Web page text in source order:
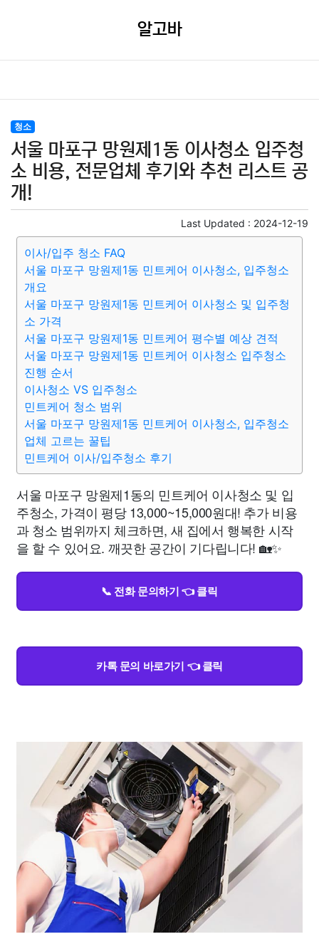
알고바
청소
서울 마포구 망원제1동 이사청소 입주청
소 비용, 전문업체 후기와 추천 리스트 공
개!
Last Updated : 2024-12-19
이사/입주 청소 FAQ
서울 마포구 망원제1동 민트케어 이사청소, 입주청소
개요
서울 마포구 망원제1동 민트케어 이사청소 및 입주청
소 가격
서울 마포구 망원제1동 민트케어 평수별 예상 견적
서울 마포구 망원제1동 민트케어 이사청소 입주청소
진행 순서
이사청소 VS 입주청소
민트케어 청소 범위
서울 마포구 망원제1동 민트케어 이사청소, 입주청소
업체 고르는 꿀팁
민트케어 이사/입주청소 후기
서울 마포구 망원제1동의 민트케어 이사청소 및 입
주청소, 가격이 평당 13,000~15,000원대! 추가 비용
과 청소 범위까지 체크하면, 새 집에서 행복한 시작
을 할 수 있어요. 깨끗한 공간이 기다립니다! 🏡✨
📞 전화 문의하기 👈 클릭
카톡 문의 바로가기 👈 클릭